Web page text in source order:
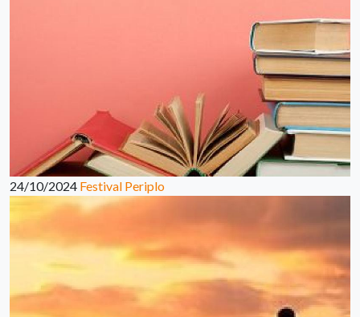
24/10/2024 Festival Periplo